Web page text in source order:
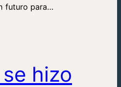
futuro para…
hizo